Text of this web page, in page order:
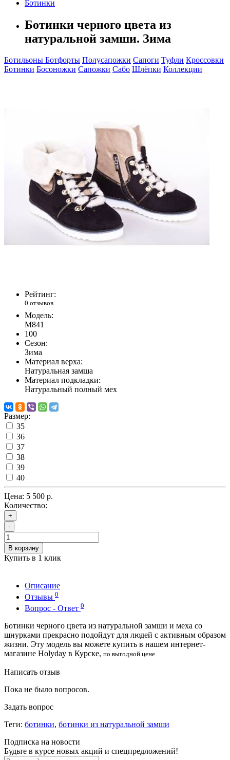
Ботинки
Ботинки черного цвета из
натуральной замши. Зима
Ботильоны Ботфорты Полусапожки Сапоги Туфли Кроссовки
Ботинки Босоножки Сапожки Сабо Шлёпки Коллекции
Рейтинг:
0 отзывов
Модель:
M841
100
Сезон:
Зима
Материал верха:
Натуральная замша
Материал подкладки:
Натуральный полный мех
Размер:
35
36
37
38
39
40
Цена: 5 500 р.
Количество:
+
-
В корзину
Купить в 1 клик
Описание
Отзывы 0
Вопрос - Ответ 0
Ботинки черного цвета из натуральной замши и меха со
шнурками прекрасно подойдут для людей с активным образом
жизни. Эту модель вы можете купить в нашем интернет-
магазине Holyday в Курске, по выгодной цене.
Написать отзыв
Пока не было вопросов.
Задать вопрос
Теги: ботинки, ботинки из натуральной замши
Подписка на новости
Будьте в курсе новых акций и спецпредложений!